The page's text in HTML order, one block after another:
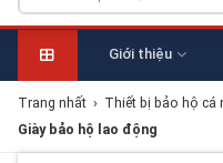
Giới thiệu
Trang nhất › Thiết bị bảo hộ cá
Giày bảo hộ lao động